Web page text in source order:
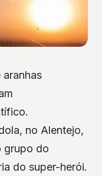
aranhas
no Alentejo,
grupo do
do super-herói.